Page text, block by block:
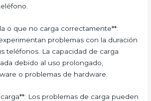
o que no carga correctamente**:
problemas con la duración
teléfonos. La capacidad de carga
debido al uso prolongado,
o problemas de hardware.
Los problemas de carga pueden